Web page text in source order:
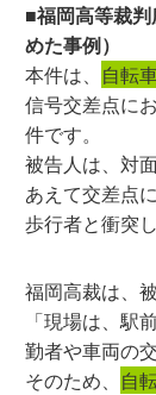
■福岡高等裁
めた事例）
本件は、 自転
信号交差点に
件です。
被告人は、対
あえて交差点
歩行者と衝突
福岡高裁は、
「現場は、駅
勤者や車両の
そのため、 自